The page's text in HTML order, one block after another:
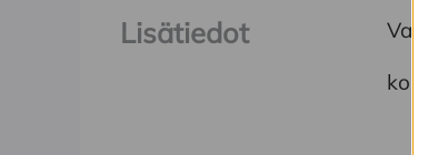
Lisätiedot
koko